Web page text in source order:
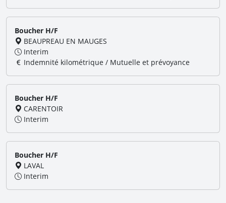
Boucher H/F
BEAUPREAU EN MAUGES
Interim
Indemnité kilométrique / Mutuelle et prévoyance
Boucher H/F
CARENTOIR
Interim
Boucher H/F
LAVAL
Interim